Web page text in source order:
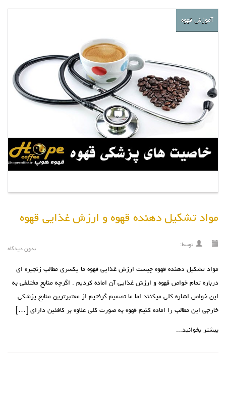
آموزش قهوه
مواد تشکیل دهنده قهوه و ارزش غذایی قهوه
توسط:
بدون دیدگاه
مواد تشکیل دهنده قهوه چیست ارزش غذایی قهوه ما یکسری مطالب زنجیره ای
درباره تمام خواص قهوه و ارزش غذایی آن اماده کردیم . اگرچه منابع مختلفی به
این خواص اشاره کلی میکنند اما ما تصمیم گرفتیم از معتبرترین منابع پزشکی
خارجی این مطالب را اماده کنیم قهوه به صورت کلی علاوه بر کافئین دارای […]
بیشتر بخوانید...